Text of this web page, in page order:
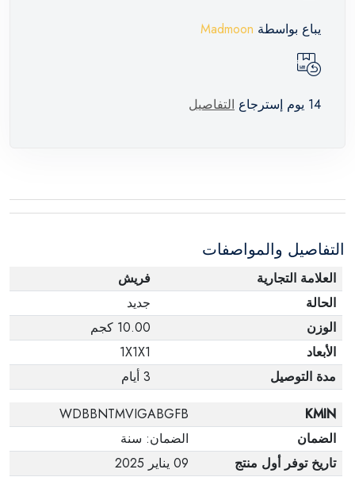
يباع بواسطة Madmoon
14 يوم إسترجاع التفاصيل
التفاصيل والمواصفات
العلامة التجارية
فريش
الحالة
جديد
الوزن
10.00 كجم
الأبعاد
1X1X1
مدة التوصيل
3 أيام
KMIN
WDBBNTMVIGABGFB
الضمان
الضمان: سنة
تاريخ توفر أول منتج
09 يناير 2025